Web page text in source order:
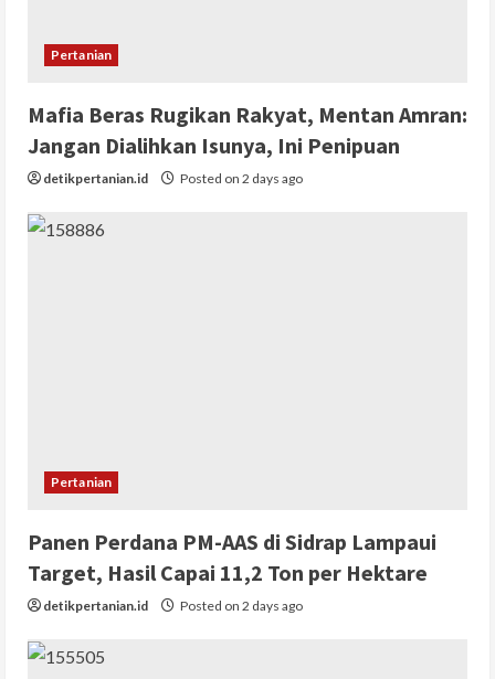
Pertanian
Mafia Beras Rugikan Rakyat, Mentan Amran:
Jangan Dialihkan Isunya, Ini Penipuan
detikpertanian.id Posted on 2 days ago
Pertanian
Panen Perdana PM-AAS di Sidrap Lampaui
Target, Hasil Capai 11,2 Ton per Hektare
detikpertanian.id Posted on 2 days ago